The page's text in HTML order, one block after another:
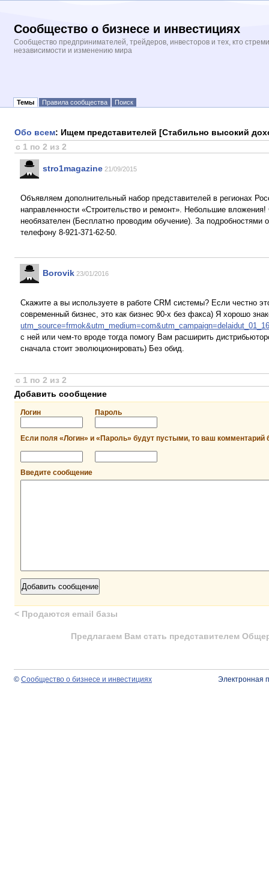
Сообщество о бизнесе и инвестициях
Сообщество предпринимателей, трейдеров, инвесторов и тех, кто
независимости и изменению мира
Темы Правила сообщества Поиск
Обо всем: Ищем представителей [Стабильно высокий
с 1 по 2 из 2
stro1magazine 21/09/2015
Объявляем дополнительный набор представителей в регионах
направленности «Строительство и ремонт». Небольшие
необязателен (Бесплатно проводим обучение). За подробностями
телефону 8-921-371-62-50.
Borovik 23/01/2016
Скажите а вы используете в работе CRM системы? Если честно
современный бизнес, это как бизнес 90-х без факса) Я хорошо
utm_source=frmok&utm_medium=com&utm_campaign=delaidut_01_16
с ней или чем-то вроде тогда помогу Вам расширить
сначала стоит эволюционировать) Без обид.
с 1 по 2 из 2
Добавить сообщение
Логин Пароль
Если поля «Логин» и «Пароль» будут пустыми, то ваш комментарий
Введите сообщение
< Продаются email базы
Предлагаем Вам стать представителем
© Сообщество о бизнесе и инвестициях Электронная